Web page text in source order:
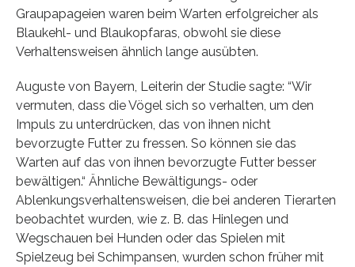
Graupapageien waren beim Warten erfolgreicher als
Blaukehl- und Blaukopfaras, obwohl sie diese
Verhaltensweisen ähnlich lange ausübten.
Auguste von Bayern, Leiterin der Studie sagte: “Wir
vermuten, dass die Vögel sich so verhalten, um den
Impuls zu unterdrücken, das von ihnen nicht
bevorzugte Futter zu fressen. So können sie das
Warten auf das von ihnen bevorzugte Futter besser
bewältigen.“ Ähnliche Bewältigungs- oder
Ablenkungsverhaltensweisen, die bei anderen Tierarten
beobachtet wurden, wie z. B. das Hinlegen und
Wegschauen bei Hunden oder das Spielen mit
Spielzeug bei Schimpansen, wurden schon früher mit